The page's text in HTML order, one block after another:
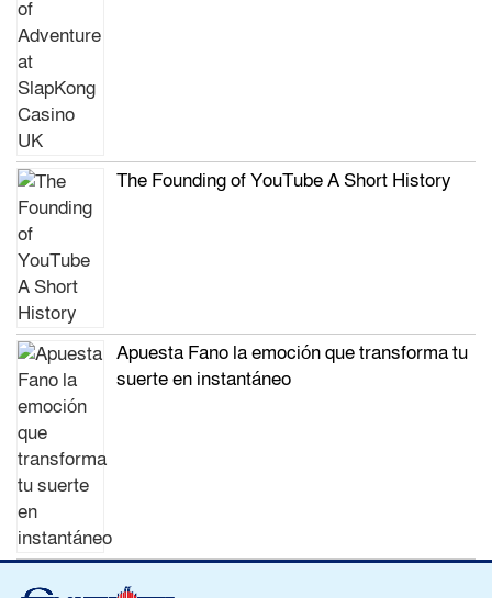
The Founding of YouTube A Short History
Apuesta Fano la emoción que transforma tu
suerte en instantáneo